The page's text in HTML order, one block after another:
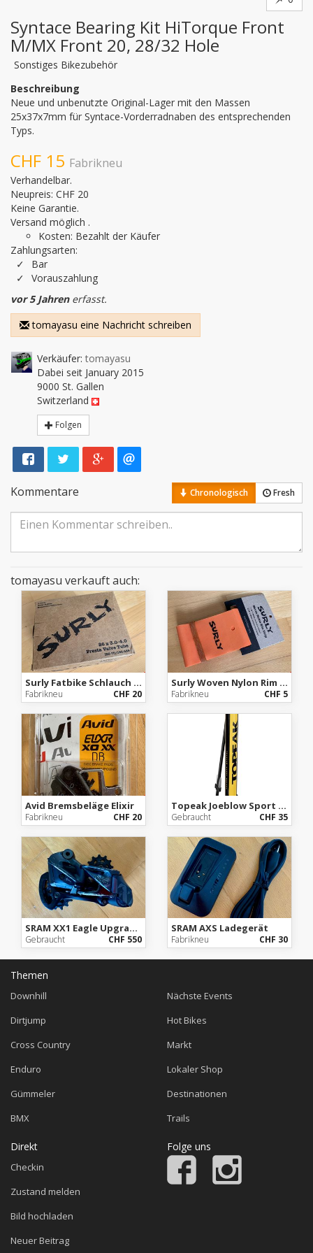
Syntace Bearing Kit HiTorque Front
M/MX Front 20, 28/32 Hole
Sonstiges Bikezubehör
Beschreibung
Neue und unbenutzte Original-Lager mit den Massen
25x37x7mm für Syntace-Vorderradnaben des entsprechenden
Typs.
CHF 15 Fabrikneu
Verhandelbar.
Neupreis: CHF 20
Keine Garantie.
Versand möglich .
Kosten: Bezahlt der Käufer
Zahlungsarten:
Bar
Vorauszahlung
vor 5 Jahrenerfasst.
tomayasu eine Nachricht schreiben
Verkäufer: tomayasu
Dabei seit January 2015
9000 St. Gallen
Switzerland
Folgen
Kommentare Chronologisch Fresh
tomayasu verkauft auch:
Surly Fatbike Schlauch 26x3.0–4.0 Zoll
Fabrikneu CHF 20
Surly Woven Nylon Rim Strip
Fabrikneu CHF 5
Avid Bremsbeläge Elixir
Fabrikneu CHF 20
Topeak Joeblow Sport 2stage
Gebraucht CHF 35
SRAM XX1 Eagle Upgrade kit AXS Kit
Gebraucht CHF 550
SRAM AXS Ladegerät
Fabrikneu CHF 30
Themen
Downhill
Dirtjump
Cross Country
Enduro
Gümmeler
BMX
Nächste Events
Hot Bikes
Markt
Lokaler Shop
Destinationen
Trails
Direkt
Checkin
Zustand melden
Bild hochladen
Neuer Beitrag
Folge uns